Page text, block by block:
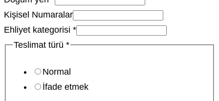
Kişisel Numaralar
Ehliyet kategorisi *
Teslimat türü *
Normal
İfade etmek